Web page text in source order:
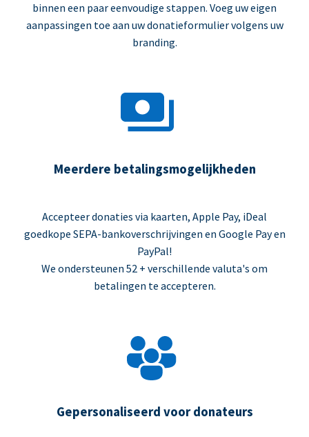
binnen een paar eenvoudige stappen. Voeg uw eigen
aanpassingen toe aan uw donatieformulier volgens uw
branding.
Meerdere betalingsmogelijkheden
Accepteer donaties via kaarten, Apple Pay, iDeal
goedkope SEPA-bankoverschrijvingen en Google Pay en
PayPal!
We ondersteunen 52 + verschillende valuta's om
betalingen te accepteren.
Gepersonaliseerd voor donateurs